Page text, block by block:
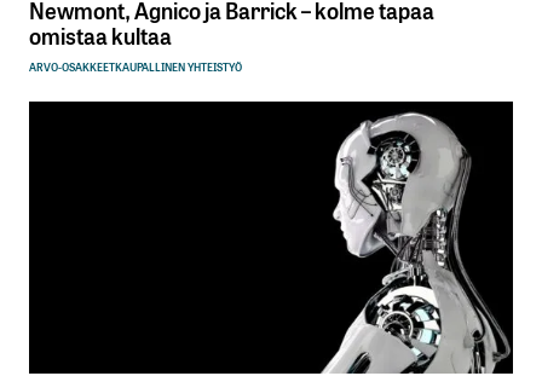
Newmont, Agnico ja Barrick – kolme tapaa
omistaa kultaa
ARVO-OSAKKEETKAUPALLINEN YHTEISTYÖ